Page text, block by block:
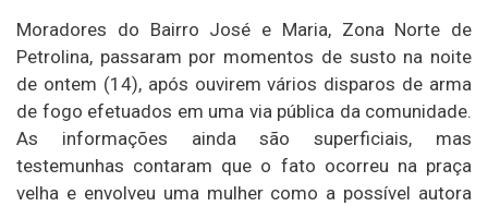
Moradores do Bairro José e Maria, Zona Norte de
Petrolina, passaram por momentos de susto na noite
de ontem (14), após ouvirem vários disparos de arma
de fogo efetuados em uma via pública da comunidade.
As informações ainda são superficiais, mas
testemunhas contaram que o fato ocorreu na praça
velha e envolveu uma mulher como a possível autora